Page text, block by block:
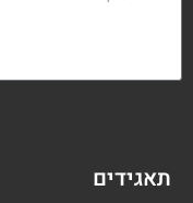
תאגידים